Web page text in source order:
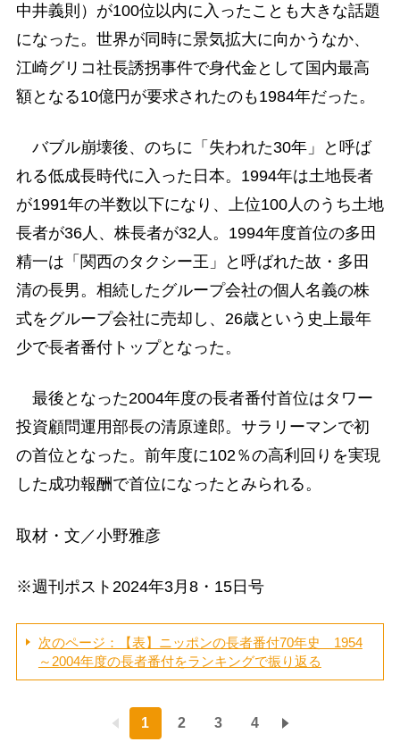
中井義則）が100位以内に入ったことも大きな話題
になった。世界が同時に景気拡大に向かうなか、
江崎グリコ社長誘拐事件で身代金として国内最高
額となる10億円が要求されたのも1984年だった。
バブル崩壊後、のちに「失われた30年」と呼ば
れる低成長時代に入った日本。1994年は土地長者
が1991年の半数以下になり、上位100人のうち土地
長者が36人、株長者が32人。1994年度首位の多田
精一は「関西のタクシー王」と呼ばれた故・多田
清の長男。相続したグループ会社の個人名義の株
式をグループ会社に売却し、26歳という史上最年
少で長者番付トップとなった。
最後となった2004年度の長者番付首位はタワー
投資顧問運用部長の清原達郎。サラリーマンで初
の首位となった。前年度に102％の高利回りを実現
した成功報酬で首位になったとみられる。
取材・文／小野雅彦
※週刊ポスト2024年3月8・15日号
次のページ：【表】ニッポンの長者番付70年史 1954
～2004年度の長者番付をランキングで振り返る
1 2 3 4